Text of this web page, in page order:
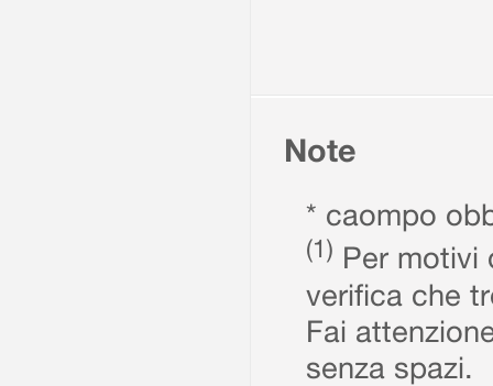
Note
* caompo
(1) Per motivi
verifica che
Fai
senza spazi.